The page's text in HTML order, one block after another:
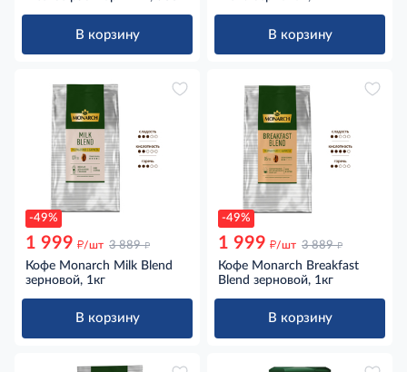
В корзину В корзину
-49%
1 999 д/шт 3 889 д
Кофе Monarch Milk Blend
зерновой, 1кг
В корзину
-49%
1 999 д/шт 3 889 д
Кофе Monarch Breakfast
Blend зерновой, 1кг
В корзину